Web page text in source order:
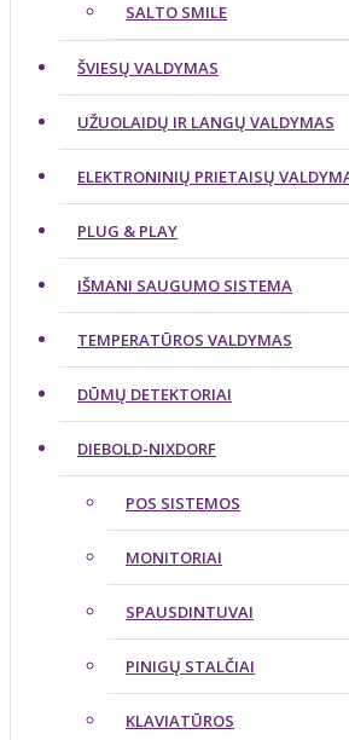
SALTO SMILE
ŠVIESŲ VALDYMAS
UŽUOLAIDŲ IR LANGŲ VALDYMAS
ELEKTRONINIŲ PRIETAISŲ
PLUG & PLAY
IŠMANI SAUGUMO SISTEMA
TEMPERATŪROS VALDYMAS
DŪMŲ DETEKTORIAI
DIEBOLD-NIXDORF
POS SISTEMOS
MONITORIAI
SPAUSDINTUVAI
PINIGŲ STALČIAI
KLAVIATŪROS